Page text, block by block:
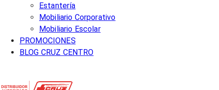
Estantería
Mobiliario Corporativo
Mobiliario Escolar
PROMOCIONES
BLOG CRUZ CENTRO